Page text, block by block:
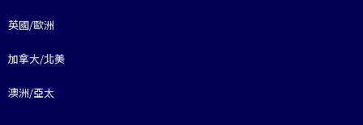
英國/歐洲
加拿大/北美
澳洲/亞太